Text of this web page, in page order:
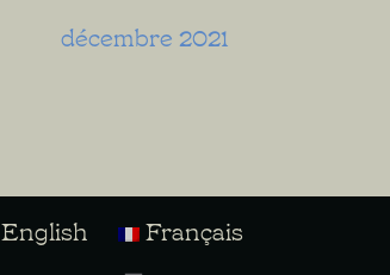
décembre 2021
English Français